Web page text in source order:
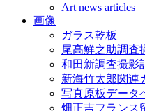
Art news articles
画像
ガラス乾板
尾高鮮之助調査
和田新調査撮影
新海竹太郎関連
写真原板データ
畑正吉フランス